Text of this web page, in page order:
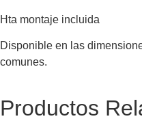
Hta montaje incluida
Disponible en las
comunes.
Productos